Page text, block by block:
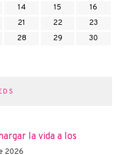
14 15
16
21 22
23
28 29
30
la vida a los
2026